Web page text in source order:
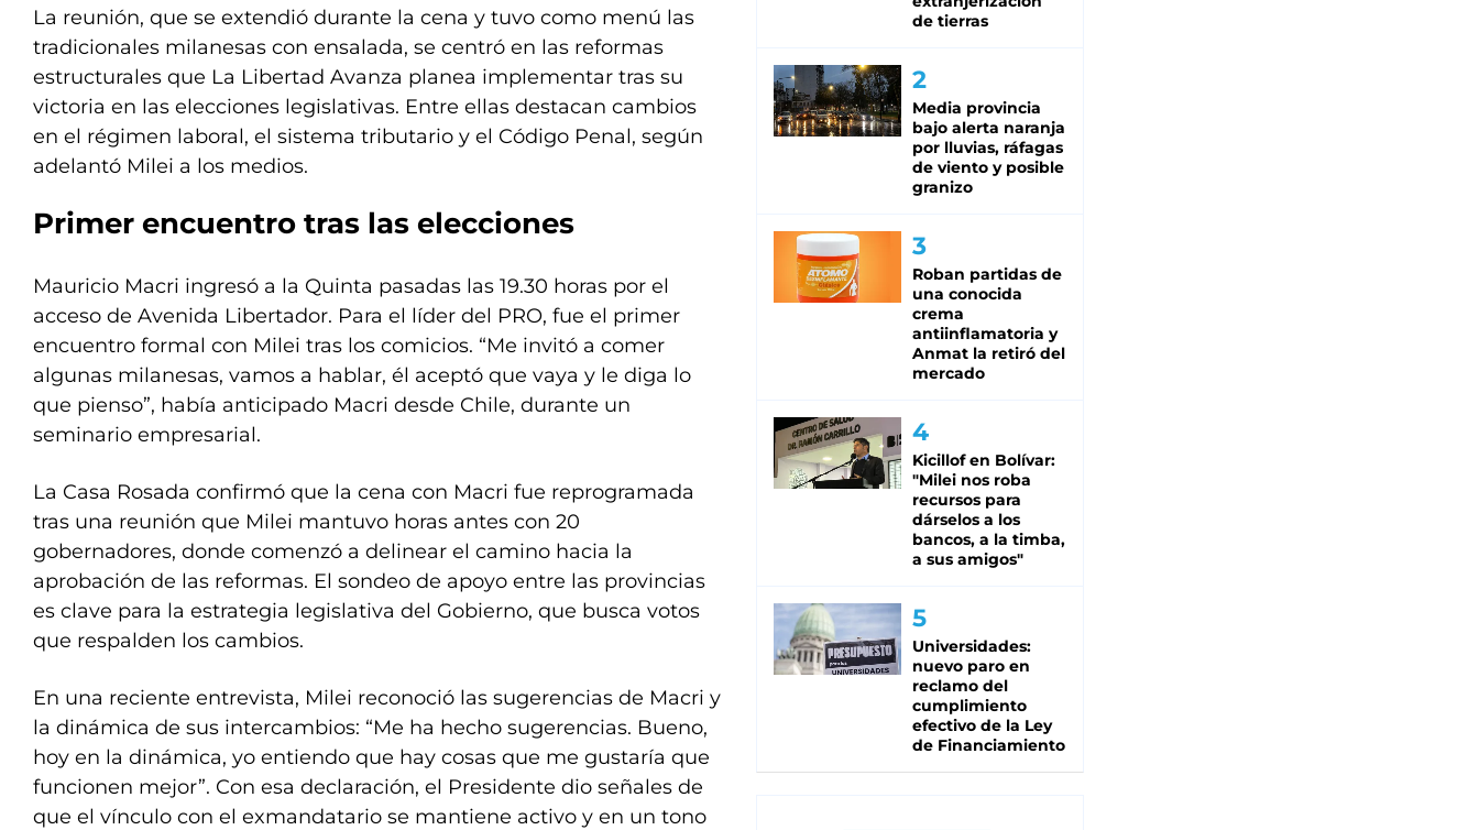
La reunión, que se extendió durante la cena y tuvo como menú las
tradicionales milanesas con ensalada, se centró en las reformas
estructurales que La Libertad Avanza planea implementar tras su
victoria en las elecciones legislativas. Entre ellas destacan cambios
en el régimen laboral, el sistema tributario y el Código Penal, según
adelantó Milei a los medios.
Primer encuentro tras las elecciones
Mauricio Macri ingresó a la Quinta pasadas las 19.30 horas por el
acceso de Avenida Libertador. Para el líder del PRO, fue el primer
encuentro formal con Milei tras los comicios. “Me invitó a comer
algunas milanesas, vamos a hablar, él aceptó que vaya y le diga lo
que pienso”, había anticipado Macri desde Chile, durante un
seminario empresarial.
La Casa Rosada confirmó que la cena con Macri fue reprogramada
tras una reunión que Milei mantuvo horas antes con 20
gobernadores, donde comenzó a delinear el camino hacia la
aprobación de las reformas. El sondeo de apoyo entre las provincias
es clave para la estrategia legislativa del Gobierno, que busca votos
que respalden los cambios.
En una reciente entrevista, Milei reconoció las sugerencias de Macri y
la dinámica de sus intercambios: “Me ha hecho sugerencias. Bueno,
hoy en la dinámica, yo entiendo que hay cosas que me gustaría que
funcionen mejor”. Con esa declaración, el Presidente dio señales de
que el vínculo con el exmandatario se mantiene activo y en un tono
de tierras
Media provincia
bajo alerta naranja
por lluvias, ráfagas
de viento y posible
granizo
Roban partidas de
una conocida
crema
antiinflamatoria y
Anmat la retiró del
mercado
Kicillof en Bolívar:
"Milei nos roba
recursos para
dárselos a los
bancos, a la timba,
a sus amigos"
Universidades:
nuevo paro en
reclamo del
cumplimiento
efectivo de la Ley
de Financiamiento